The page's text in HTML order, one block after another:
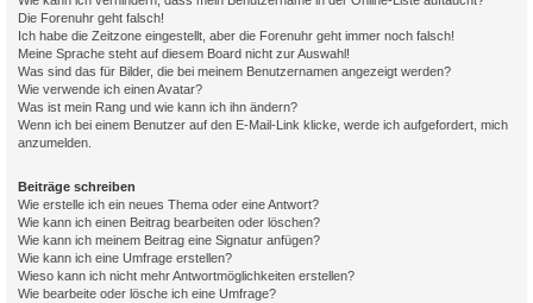
Die Forenuhr geht falsch!
Ich habe die Zeitzone eingestellt, aber die Forenuhr geht immer noch falsch!
Meine Sprache steht auf diesem Board nicht zur Auswahl!
Was sind das für Bilder, die bei meinem Benutzernamen angezeigt werden?
Wie verwende ich einen Avatar?
Was ist mein Rang und wie kann ich ihn ändern?
Wenn ich bei einem Benutzer auf den E-Mail-Link klicke, werde ich aufgefordert, mich
anzumelden.
Beiträge schreiben
Wie erstelle ich ein neues Thema oder eine Antwort?
Wie kann ich einen Beitrag bearbeiten oder löschen?
Wie kann ich meinem Beitrag eine Signatur anfügen?
Wie kann ich eine Umfrage erstellen?
Wieso kann ich nicht mehr Antwortmöglichkeiten erstellen?
Wie bearbeite oder lösche ich eine Umfrage?